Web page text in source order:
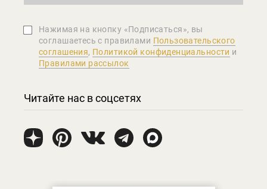
Нажимая на кнопку «Подписаться», вы
соглашаетеcь с правилами Пользовательского
соглашения, Политикой конфиденциальности и
Правилами рассылок
Читайте нас в соцсетях